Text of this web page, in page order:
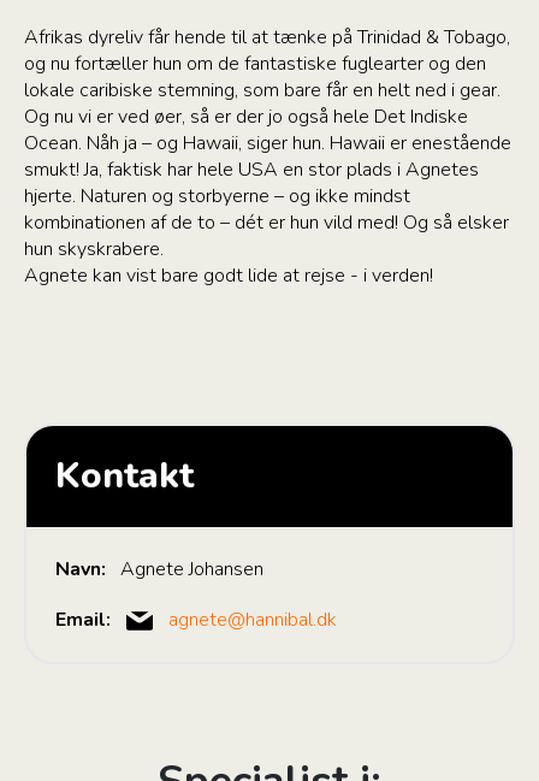
Afrikas dyreliv får hende til at tænke på Trinidad & Tobago,
og nu fortæller hun om de fantastiske fuglearter og den
lokale caribiske stemning, som bare får en helt ned i gear.
Og nu vi er ved øer, så er der jo også hele Det Indiske
Ocean. Nåh ja – og Hawaii, siger hun. Hawaii er enestående
smukt! Ja, faktisk har hele USA en stor plads i Agnetes
hjerte. Naturen og storbyerne – og ikke mindst
kombinationen af de to – dét er hun vild med! Og så elsker
hun skyskrabere.
Agnete kan vist bare godt lide at rejse - i verden!
Kontakt
Navn: Agnete Johansen
Email:
agnete@hannibal.dk